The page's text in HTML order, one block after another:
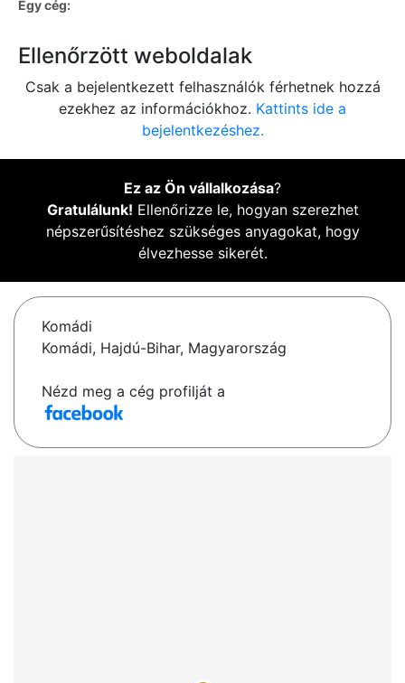
Egy cég:
Ellenőrzött weboldalak
Csak a bejelentkezett felhasználók férhetnek hozzá
ezekhez az információkhoz. Kattints ide a
bejelentkezéshez.
Ez az Ön vállalkozása?
Gratulálunk! Ellenőrizze le, hogyan szerezhet
népszerűsítéshez szükséges anyagokat, hogy
élvezhesse sikerét.
Komádi
Komádi, Hajdú-Bihar, Magyarország
Nézd meg a cég profilját a